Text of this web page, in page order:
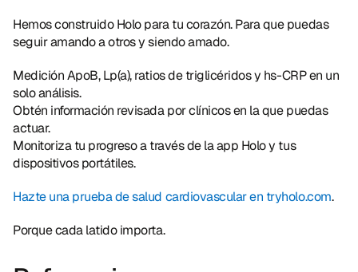
Hemos construido Holo para tu corazón. Para que puedas
seguir amando a otros y siendo amado.
Medición ApoB, Lp(a), ratios de triglicéridos y hs-CRP en un
solo análisis.
Obtén información revisada por clínicos en la que puedas
actuar.
Monitoriza tu progreso a través de la app Holo y tus
dispositivos portátiles.
Hazte una prueba de salud cardiovascular en tryholo.com.
Porque cada latido importa.